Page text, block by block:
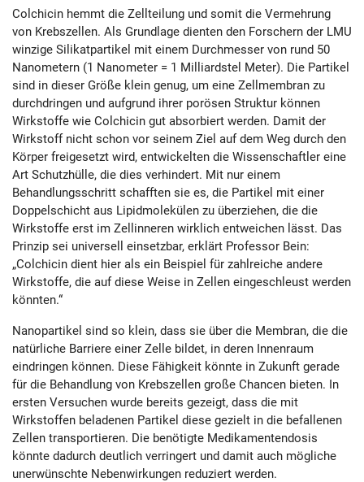
Colchicin hemmt die Zellteilung und somit die Vermehrung
von Krebszellen. Als Grundlage dienten den Forschern der LMU
winzige Silikatpartikel mit einem Durchmesser von rund 50
Nanometern (1 Nanometer = 1 Milliardstel Meter). Die Partikel
sind in dieser Größe klein genug, um eine Zellmembran zu
durchdringen und aufgrund ihrer porösen Struktur können
Wirkstoffe wie Colchicin gut absorbiert werden. Damit der
Wirkstoff nicht schon vor seinem Ziel auf dem Weg durch den
Körper freigesetzt wird, entwickelten die Wissenschaftler eine
Art Schutzhülle, die dies verhindert. Mit nur einem
Behandlungsschritt schafften sie es, die Partikel mit einer
Doppelschicht aus Lipidmolekülen zu überziehen, die die
Wirkstoffe erst im Zellinneren wirklich entweichen lässt. Das
Prinzip sei universell einsetzbar, erklärt Professor Bein:
„Colchicin dient hier als ein Beispiel für zahlreiche andere
Wirkstoffe, die auf diese Weise in Zellen eingeschleust werden
könnten.“
Nanopartikel sind so klein, dass sie über die Membran, die die
natürliche Barriere einer Zelle bildet, in deren Innenraum
eindringen können. Diese Fähigkeit könnte in Zukunft gerade
für die Behandlung von Krebszellen große Chancen bieten. In
ersten Versuchen wurde bereits gezeigt, dass die mit
Wirkstoffen beladenen Partikel diese gezielt in die befallenen
Zellen transportieren. Die benötigte Medikamentendosis
könnte dadurch deutlich verringert und damit auch mögliche
unerwünschte Nebenwirkungen reduziert werden.